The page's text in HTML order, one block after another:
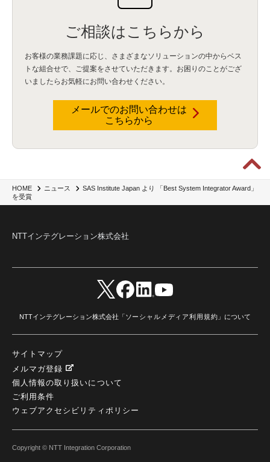
HOME ニュース
SAS Institute Japan より 「Best System Integrator Award」
を受賞
ご相談はこちらから
お客様の業務課題に応じ、さまざまなソリューションの中からベス
トな組合せで、
ご提案をさせていただきます。お困りのことがござ
いましたらお気軽にお問い合わせください。
メールでのお問い合わせは
こちらから
NTTインテグレーション株式会社
NTTインテグレーション株式会社「ソーシャルメディア利用規約 」について
サイトマップ
メルマガ登録
個人情報の取り扱いについて
ご利用条件
ウェブアクセシビリティポリシー
Copyright © NTT Integration Corporation